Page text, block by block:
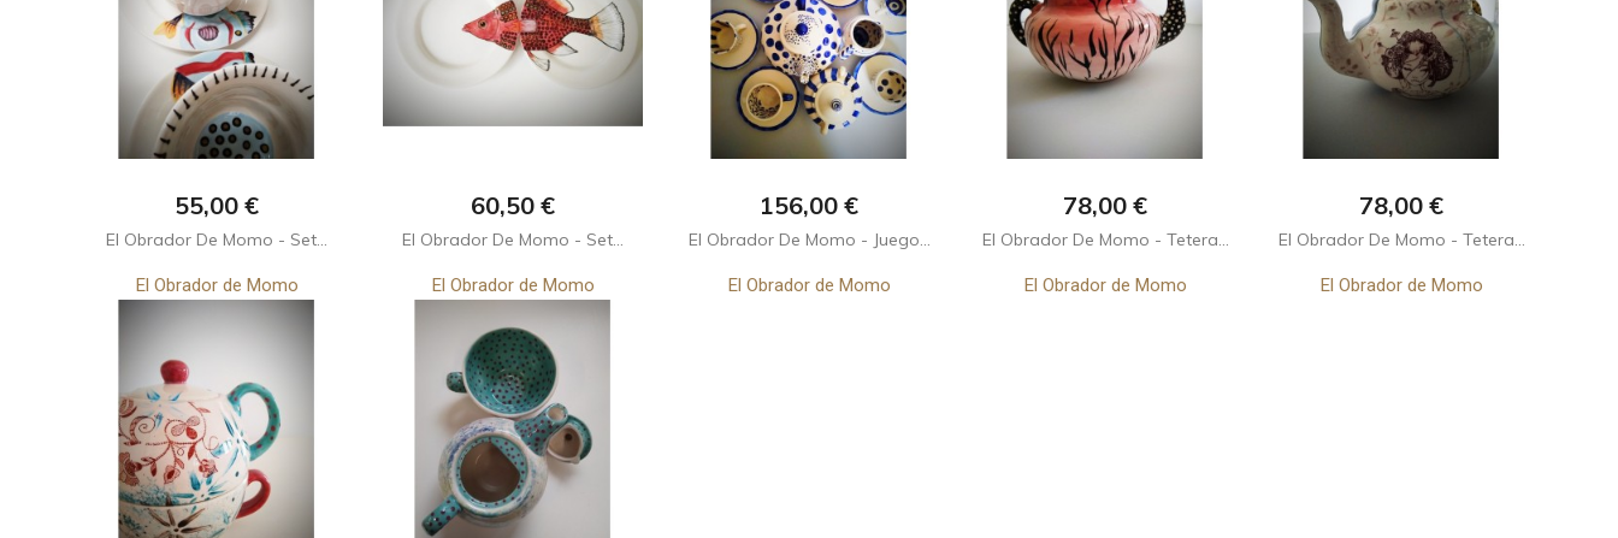
Precio
55,00 €
El Obrador De Momo - Set...
El Obrador de Momo
Precio
60,50 €
El Obrador De Momo - Set...
El Obrador de Momo
Precio
156,00 €
El Obrador De Momo - Juego...
El Obrador de Momo
Precio
78,00 €
El Obrador De Momo - Tetera...
El Obrador de Momo
Precio
78,00 €
El Obrador De Momo - Tetera...
El Obrador de Momo